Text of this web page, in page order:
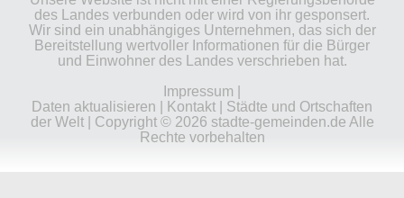
des Landes verbunden oder wird von ihr gesponsert.
Wir sind ein unabhängiges Unternehmen, das sich der
Bereitstellung wertvoller Informationen für die Bürger
und Einwohner des Landes verschrieben hat.
Impressum
Daten aktualisieren
Kontakt
Städte und Ortschaften
der Welt| Copyright © 2026 stadte-gemeinden.de Alle
Rechte vorbehalten